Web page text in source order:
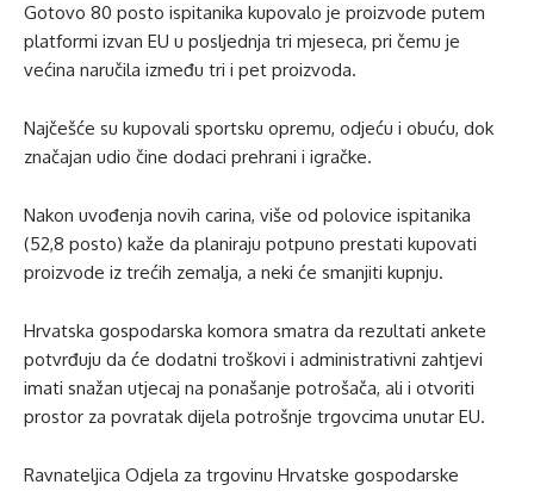
Gotovo 80 posto ispitanika kupovalo je proizvode putem
platformi izvan EU u posljednja tri mjeseca, pri čemu je
većina naručila između tri i pet proizvoda.
Najčešće su kupovali sportsku opremu, odjeću i obuću, dok
značajan udio čine dodaci prehrani i igračke.
Nakon uvođenja novih carina, više od polovice ispitanika
(52,8 posto) kaže da planiraju potpuno prestati kupovati
proizvode iz trećih zemalja, a neki će smanjiti kupnju.
Hrvatska gospodarska komora smatra da rezultati ankete
potvrđuju da će dodatni troškovi i administrativni zahtjevi
imati snažan utjecaj na ponašanje potrošača, ali i otvoriti
prostor za povratak dijela potrošnje trgovcima unutar EU.
Ravnateljica Odjela za trgovinu Hrvatske gospodarske